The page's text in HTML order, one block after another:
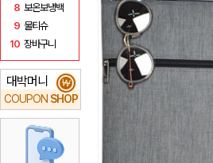
8 보온보냉백
9 물티슈
10 장바구니
대박머니
COUPON SHOP
₩